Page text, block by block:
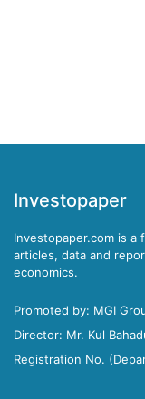
Investopaper
Investopaper.com is a
articles, data and
economics.
Promoted by: MGI
Director: Mr. Kul
Registration No.